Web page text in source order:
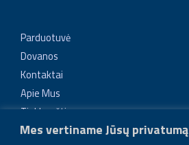
Mes vertiname Jūsų privatumą
Parduotuvė
Dovanos
Kontaktai
Apie Mus
Tinklaraštis
Tikroviški ir unikalūs papuošalai